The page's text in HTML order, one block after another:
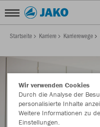
Startseite Karriere Karrierewege
Wir verwenden Cookies
Durch die Analyse der
personalisierte Inhalte
Weitere Informationen zu
Einstellungen.